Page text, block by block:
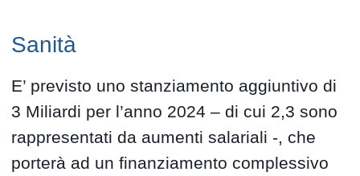
Sanità
E’ previsto uno stanziamento aggiuntivo di
3 Miliardi per l’anno 2024 – di cui 2,3 sono
rappresentati da aumenti salariali -, che
porterà ad un finanziamento complessivo